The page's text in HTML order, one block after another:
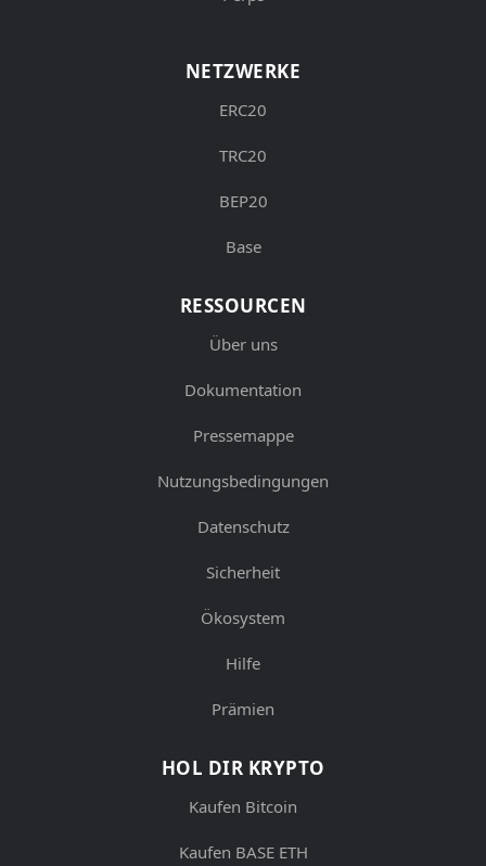
NETZWERKE
ERC20
TRC20
BEP20
Base
RESSOURCEN
Über uns
Dokumentation
Pressemappe
Nutzungsbedingungen
Datenschutz
Sicherheit
Ökosystem
Hilfe
Prämien
HOL DIR KRYPTO
Kaufen Bitcoin
Kaufen BASE ETH